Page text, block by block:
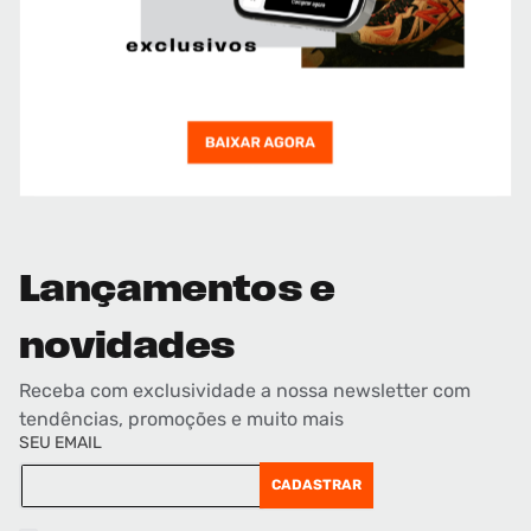
Lançamentos e
novidades
Receba com exclusividade a nossa newsletter com
tendências, promoções e muito mais
SEU EMAIL
CADASTRAR